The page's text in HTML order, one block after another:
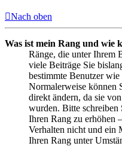
Nach oben
Was ist mein Rang und wie
Ränge, die unter Ihrem
viele Beiträge Sie
bestimmte Benutzer
Normalerweise können
direkt ändern, da sie
wurden. Bitte schreiben
Ihren Rang zu erhöhen
Verhalten nicht und ein
Ihren Rang unter